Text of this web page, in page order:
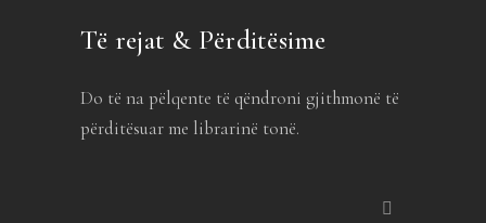
Të rejat & Përditësime
Do të na pëlqente të qëndroni gjithmonë të
përditësuar me librarinë tonë.